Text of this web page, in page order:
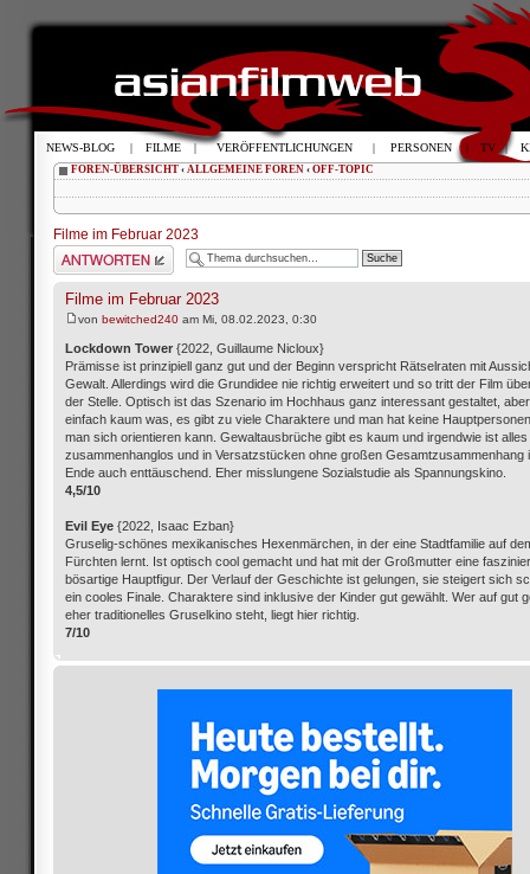
FOREN-ÜBERSICHT ‹ ALLGEMEINE FOREN ‹ OFF-TOPIC
Filme im Februar 2023
Antwort schreiben
Filme im Februar 2023
von bewitched240 am Mi, 08.02.2023, 0:30
Lockdown Tower {2022, Guillaume Nicloux}
Prämisse ist prinzipiell ganz gut und der Beginn verspricht Rätselraten mit
Gewalt. Allerdings wird die Grundidee nie richtig erweitert und so tritt der Film
der Stelle. Optisch ist das Szenario im Hochhaus ganz interessant gestaltet,
einfach kaum was, es gibt zu viele Charaktere und man hat keine
man sich orientieren kann. Gewaltausbrüche gibt es kaum und irgendwie ist alles
zusammenhanglos und in Versatzstücken ohne großen Gesamtzusammenhang
Ende auch enttäuschend. Eher misslungene Sozialstudie als Spannungskino.
4,5/10
Evil Eye {2022, Isaac Ezban}
Gruselig-schönes mexikanisches Hexenmärchen, in der eine Stadtfamilie auf
Fürchten lernt. Ist optisch cool gemacht und hat mit der Großmutter eine
bösartige Hauptfigur. Der Verlauf der Geschichte ist gelungen, sie steigert sich
ein cooles Finale. Charaktere sind inklusive der Kinder gut gewählt. Wer auf gut
eher traditionelles Gruselkino steht, liegt hier richtig.
7/10
NEWS-BLOG | FILME | VERÖFFENTLICHUNGEN | PERSONEN | TV |